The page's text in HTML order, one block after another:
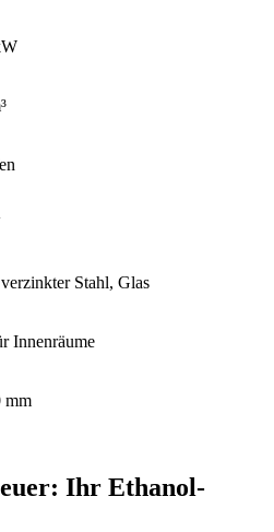
Stahl, Glas
Innenräume
mm
Ihr Ethanol-